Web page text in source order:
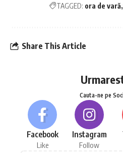
TAGGED: ora de vară
Share This Article
Cauta-ne pe
Facebook
Like
Instagram
Follow